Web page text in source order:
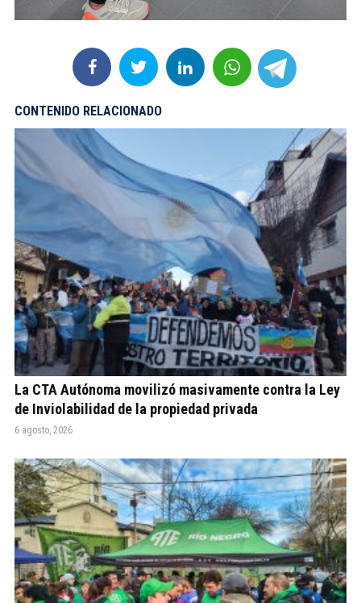
CONTENIDO RELACIONADO
La CTA Autónoma movilizó masivamente contra la Ley
de Inviolabilidad de la propiedad privada
6 agosto, 2026